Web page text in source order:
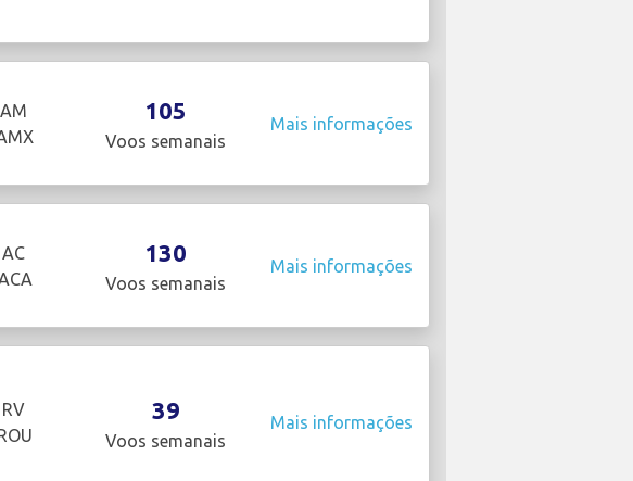
105
Voos semanais
Mais informações
130
Voos semanais
Mais informações
39
Voos semanais
Mais informações